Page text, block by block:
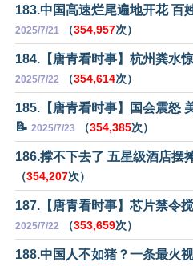
183.中国高速烂尾遍地开花 百
2025/7/21 （354,957次）
184.【唐青看时事】杭州粪水
2025/7/22 （354,614次）
185.【唐青看时事】国会震怒
📝 2025/7/23 （354,385次）
186.撑不下去了 五星级酒店摆
（354,207次）
187.【唐青看时事】芯片禁令
2025/7/22 （353,659次）
188.中国人不如猪？一条最火